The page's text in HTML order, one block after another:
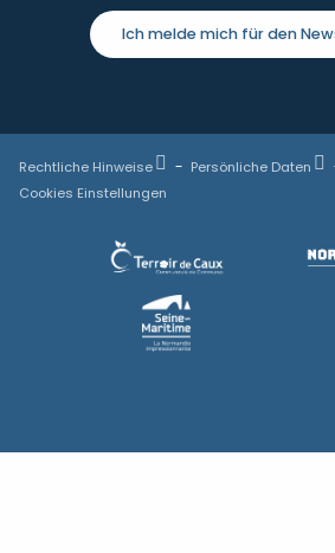
Ich melde mich für den
Rechtliche Hinweise Persönliche Daten
Cookies Einstellungen